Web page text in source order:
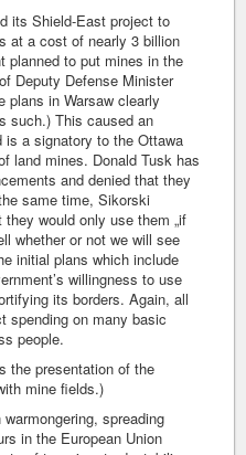
its Shield-East project to
at a cost of nearly 3 billion
planned to put mines in the
Deputy Defense Minister
plans in Warsaw clearly
such.) This caused an
is a signatory to the Ottawa
land mines. Donald Tusk has
and denied that they
same time, Sikorski
would only use them „if
whether or not we will see
initial plans which include
willingness to use
its borders. Again, all
spending on many basic
people.
the presentation of the
mine fields.)
spreading
in the European Union